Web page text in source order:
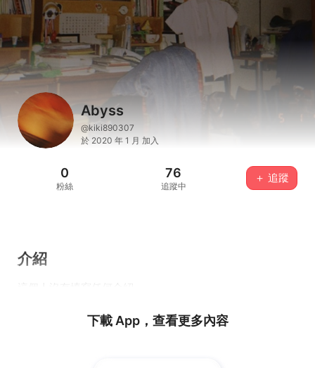
Abyss
@kiki890307
於 2020 年 1 月 加入
0
粉絲
76
追蹤中
＋ 追蹤
介紹
下載 App，查看更多內容